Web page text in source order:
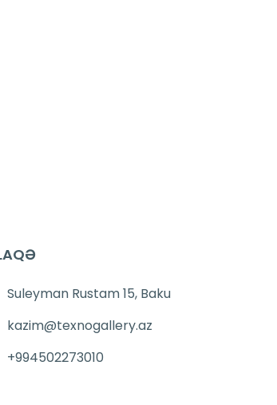
Suleyman Rustam 15, Baku
kazim@texnogallery.az
+994502273010